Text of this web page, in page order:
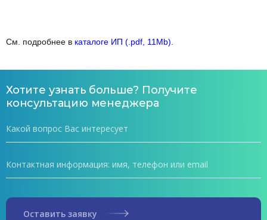
См. подробнее в каталоге ИП (.pdf, 11Mb).
Хотите узнать больше? Получите
консультацию менеджера
Оставить заявку